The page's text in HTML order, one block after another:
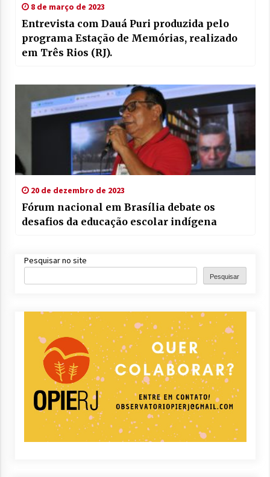
8 de março de 2023
Entrevista com Dauá Puri produzida pelo
programa Estação de Memórias, realizado
em Três Rios (RJ).
20 de dezembro de 2023
Fórum nacional em Brasília debate os
desafios da educação escolar indígena
Pesquisar no site
Pesquisar